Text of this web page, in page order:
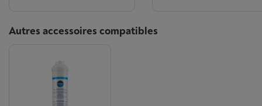
Autres accessoires compatibles